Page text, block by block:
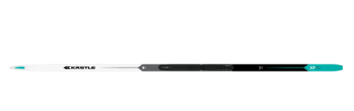
TIPY NA DÁRKY